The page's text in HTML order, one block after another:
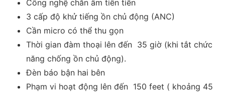
Công nghệ chắn âm tiên tiến
3 cấp độ khử tiếng ồn chủ động (ANC)
Cần micro có thể thu gọn
Thời gian đàm thoại lên đến 35 giờ (khi tắt chức
năng chống ồn chủ động).
Đèn báo bận hai bên
Phạm vi hoạt động lên đến 150 feet ( khoảng 45